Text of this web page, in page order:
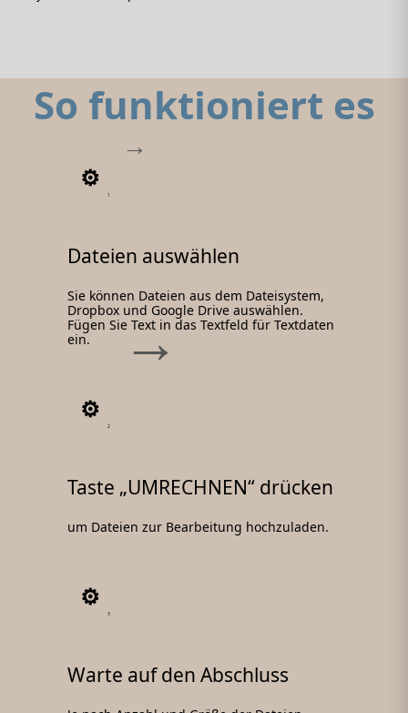
So funktioniert es
1
Dateien auswählen
Sie können Dateien aus dem Dateisystem,
Dropbox und Google Drive auswählen.
Fügen Sie Text in das Textfeld für Textdaten
ein.
2
Taste „UMRECHNEN“ drücken
um Dateien zur Bearbeitung hochzuladen.
3
Warte auf den Abschluss